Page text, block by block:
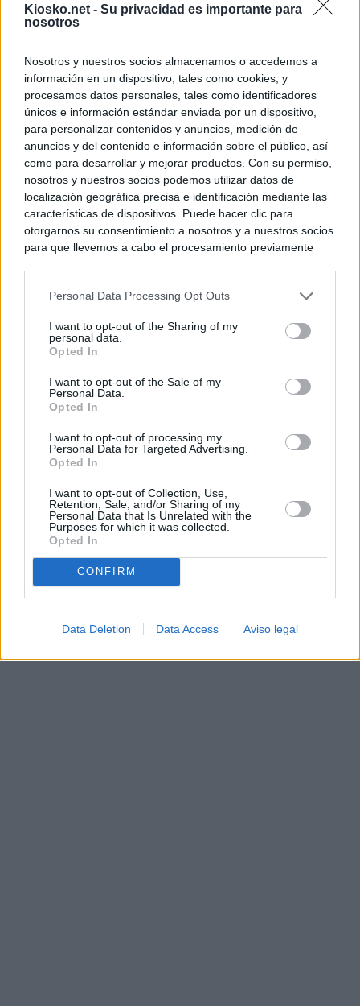
Kiosko.net - Su privacidad es importante para
nosotros
Nosotros y nuestros socios almacenamos o accedemos a
información en un dispositivo, tales como cookies, y
procesamos datos personales, tales como identificadores
únicos e información estándar enviada por un dispositivo,
para personalizar contenidos y anuncios, medición de
anuncios y del contenido e información sobre el público, así
como para desarrollar y mejorar productos. Con su permiso,
nosotros y nuestros socios podemos utilizar datos de
localización geográfica precisa e identificación mediante las
características de dispositivos. Puede hacer clic para
otorgarnos su consentimiento a nosotros y a nuestros socios
para que llevemos a cabo el procesamiento previamente
negar su consentimiento. Tenga en cuenta que algún
de su consentimiento, pero usted tiene el derecho de
rechazar tal procesamiento. Sus preferencias se aplicarán
cualquier momento entrando de nuevo en este sitio web o
visitando nuestra política de privacidad.
Personal Data Processing Opt Outs
I want to opt-out of the Sharing of my
personal data.
Opted In
I want to opt-out of the Sale of my
Personal Data.
Opted In
I want to opt-out of processing my
Personal Data for Targeted Advertising.
Opted In
I want to opt-out of Collection, Use,
Retention, Sale, and/or Sharing of my
Personal Data that Is Unrelated with the
Purposes for which it was collected.
Opted In
CONFIRM
Data Deletion Data Access Aviso legal